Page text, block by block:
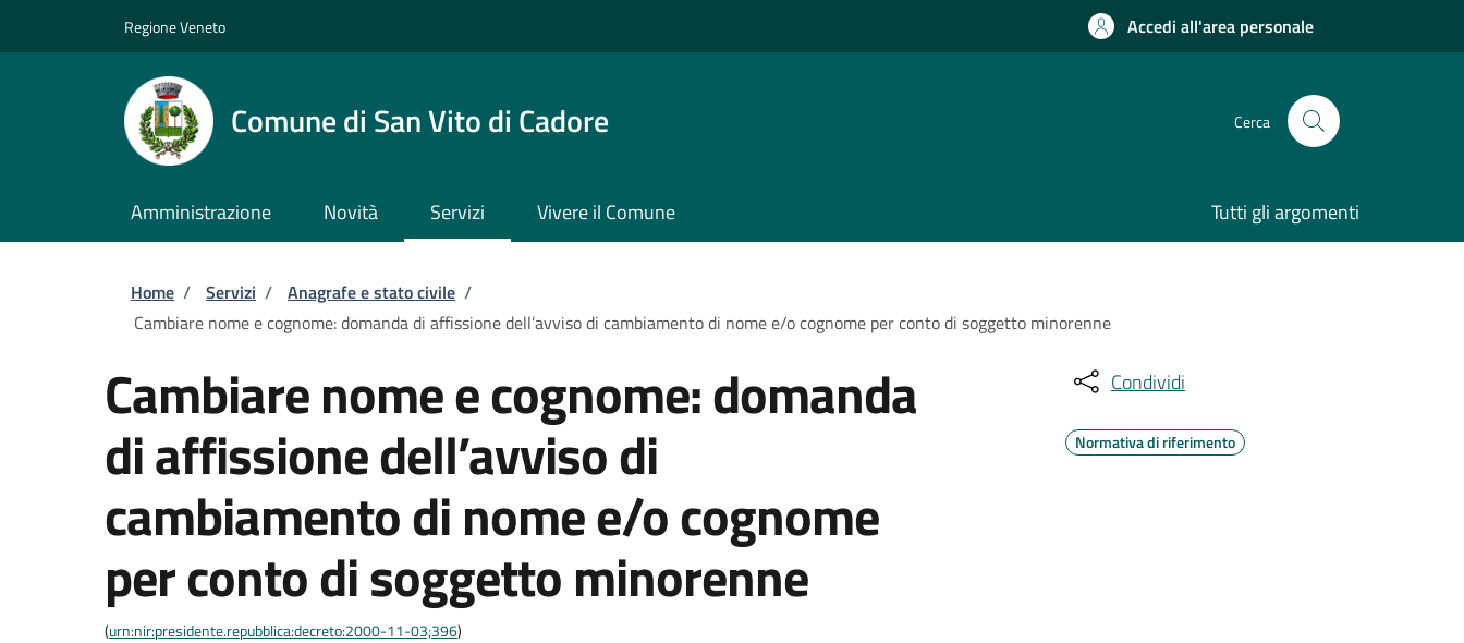
Regione Veneto Accedi all'area personale
Comune di San Vito di Cadore Cerca
Amministrazione Novità Servizi Vivere il Comune Tutti gli argomenti
Briciole di pane
Home / Servizi / Anagrafe e stato civile /
Cambiare nome e cognome: domanda di affissione dell’avviso di cambiamento di nome e/o cognome per conto di soggetto minorenne
Cambiare nome e cognome: domanda
di affissione dell’avviso di
cambiamento di nome e/o cognome
per conto di soggetto minorenne
(urn:nir:presidente.repubblica:decreto:2000-11-03;396)
Condividi
Normativa di riferimento